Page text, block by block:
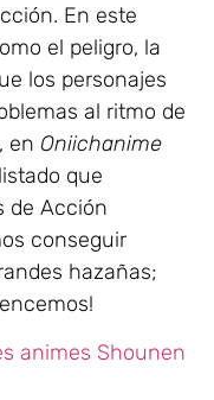
En este
el peligro, la
los personajes
al ritmo de
en Oniichanime
que
de Acción
conseguir
hazañas;
animes Shounen